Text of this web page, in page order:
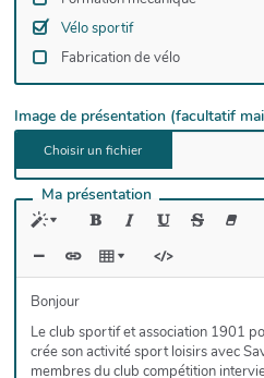
Vélo sportif
Fabrication de vélo
Image de présentation (facultatif
Ma présentation
Bonjour
Le club sportif et association 1901
crée son activité sport loisirs avec
membres du club compétition